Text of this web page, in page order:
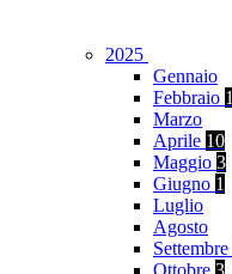
2025
Gennaio
Febbraio 1
Marzo
Aprile 10
Maggio 3
Giugno 1
Luglio
Agosto
Settembre